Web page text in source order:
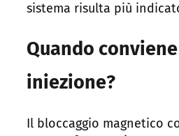
sistema risulta più
Quando
iniezione?
Il bloccaggio magnetico